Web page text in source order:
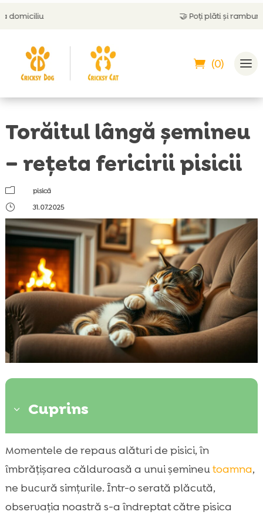
Poți plăti și ramburs
(0)
Torăitul lângă șemineu
– rețeta fericirii pisicii
m
pisică
}
31.07.2025
3 Cuprins
 Importanța unei atmosfere calde
 Șemineul: Refugiul perfect pentru pisica ta
 Proprietățile liniștitoare ale torăitului
 Fericirea pisicii lângă șemineu toamna
Momentele de repaus alături de pisici, în
îmbrățișarea călduroasă a unui șemineutoamna,
ne bucură simțurile. Într-o serată plăcută,
observația noastră s-a îndreptat către pisica